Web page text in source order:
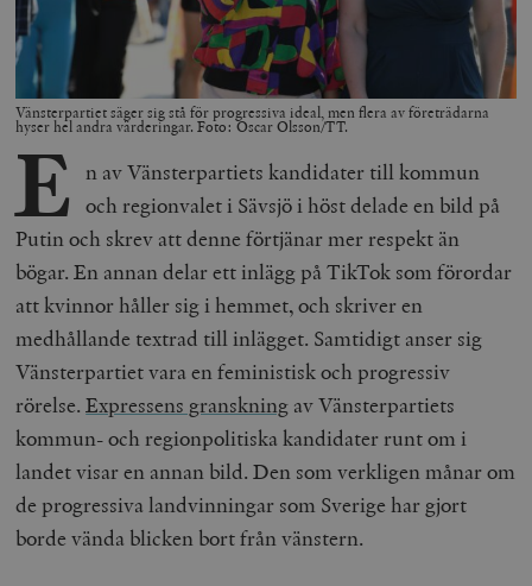
Vänsterpartiet säger sig stå för progressiva ideal, men flera av företrädarna
hyser hel andra värderingar. Foto: Oscar Olsson/TT.
E
n av Vänsterpartiets kandidater till kommun
och regionvalet i Sävsjö i höst delade en bild på
Putin och skrev att denne förtjänar mer respekt än
bögar. En annan delar ett inlägg på TikTok som förordar
att kvinnor håller sig i hemmet, och skriver en
medhållande textrad till inlägget. Samtidigt anser sig
Vänsterpartiet vara en feministisk och progressiv
rörelse.Expressens granskning av Vänsterpartiets
kommun- och regionpolitiska kandidater runt om i
landet visar en annan bild. Den som verkligen månar om
de progressiva landvinningar som Sverige har gjort
borde vända blicken bort från vänstern.